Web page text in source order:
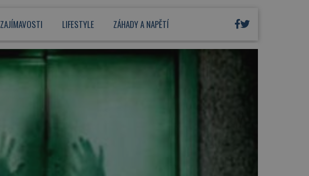
ZAJÍMAVOSTI LIFESTYLE ZÁHADY A NAPĚTÍ